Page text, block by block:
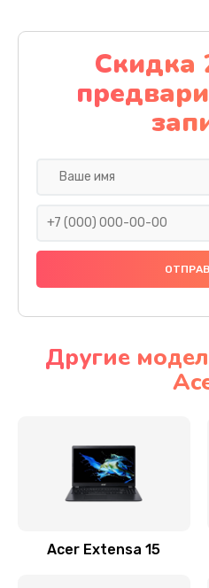
Чистка
1060
Ремонт
Замена
Скидка
Другие
Acer Extensa 15